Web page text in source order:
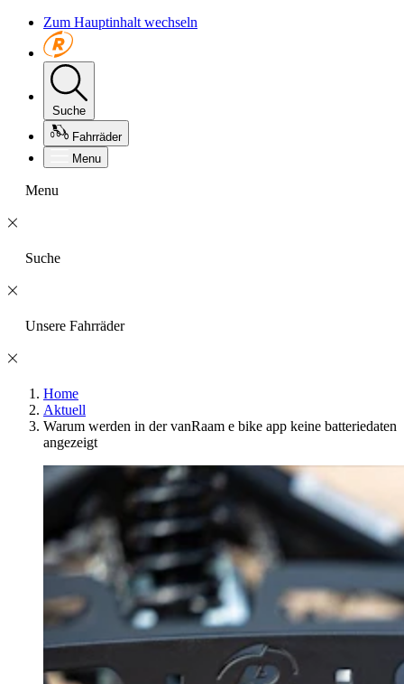
Zum Hauptinhalt wechseln
Suche
Fahrräder
Menu
Menu
Suche
Unsere Fahrräder
Home
Aktuell
Warum werden in der vanRaam e bike app keine batteriedaten
angezeigt